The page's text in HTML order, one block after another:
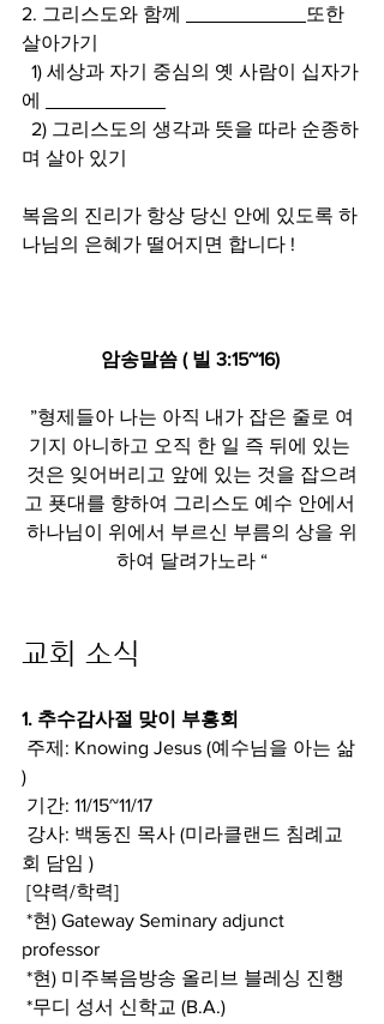
2. 그리스도와 함께
또한
살아가기
에
며 살아 있기
복음의 진리가 항상 당신 안에 있도록 하
나님의 은혜가 떨어지면 합니다 !
암송말씀 ( 빌 3:15~16)
”형제들아 나는 아직 내가 잡은 줄로 여
기지 아니하고 오직 한 일 즉 뒤에 있는
것은 잊어버리고 앞에 있는 것을 잡으려
고 푯대를 향하여 그리스도 예수 안에서
하나님이 위에서 부르신 부름의 상을 위
하여 달려가노라 “
교회 소식
1. 추수감사절 맞이 부흥회
)
기간: 11/15~11/17
회 담임 )
[약력/학력]
professor
*현) 미주복음방송 올리브 블레싱 진행
*무디 성서 신학교 (B.A.)